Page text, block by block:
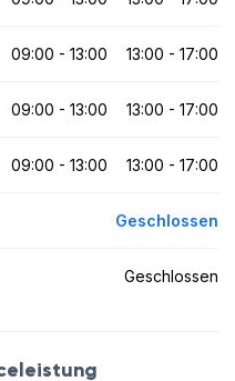
09:00 - 13:00 13:00 - 17:00
09:00 - 13:00 13:00 - 17:00
09:00 - 13:00 13:00 - 17:00
Geschlossen
Geschlossen